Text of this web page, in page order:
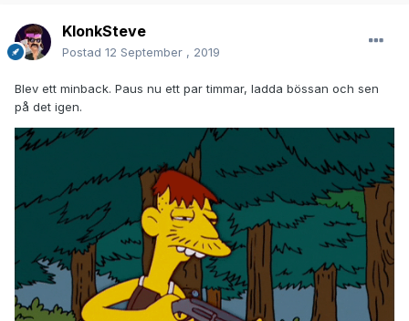
KlonkSteve
Postad 12 September , 2019
Blev ett minback. Paus nu ett par timmar, ladda bössan och sen
på det igen.